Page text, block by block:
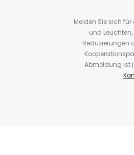
Melden Sie sich
und
Reduzierungen
Abmeldung ist